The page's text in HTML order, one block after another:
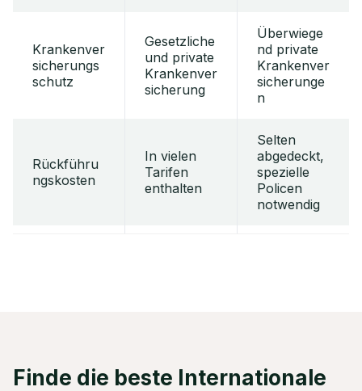
Krankenver
sicherungs
schutz
Gesetzliche
und private
Krankenver
sicherung
Überwiege
nd private
Krankenver
sicherunge
n
Rückführu
ngskosten
In vielen
Tarifen
enthalten
Selten
abgedeckt,
spezielle
Policen
notwendig
Finde die beste Internationale